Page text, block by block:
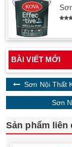
BÀI VIẾT MỚI
Sơn Nội Thất
Sơn
Sản phẩm liên